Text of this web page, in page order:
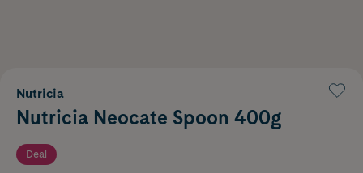
Nutricia
Nutricia Neocate Spoon 400g
Deal